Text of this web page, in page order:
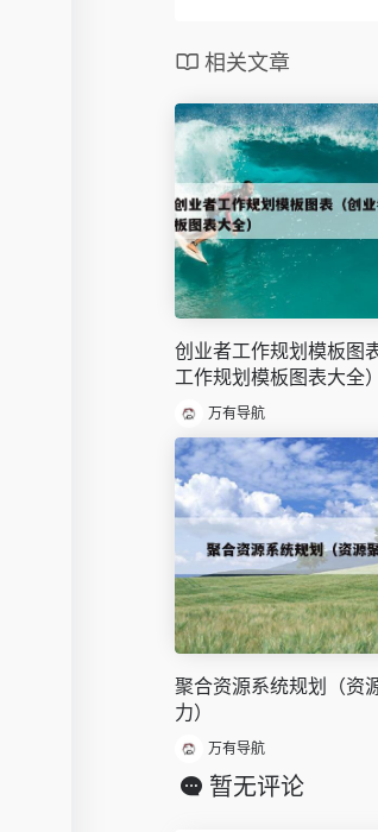
相关文章
创业者工作规划模板图
工作规划模板图表大全）
万有导航
聚合资源系统规划（资
力）
万有导航
暂无评论